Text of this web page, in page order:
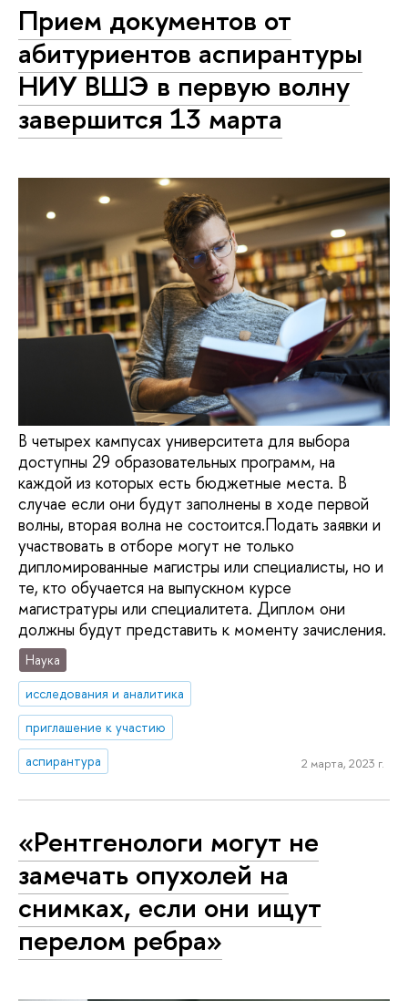
Прием документов от
абитуриентов аспирантуры
НИУ ВШЭ в первую волну
завершится 13 марта
В четырех кампусах университета для выбора
доступны 29 образовательных программ, на
каждой из которых есть бюджетные места. В
случае если они будут заполнены в ходе первой
волны, вторая волна не состоится.Подать заявки и
участвовать в отборе могут не только
дипломированные магистры или специалисты, но и
те, кто обучается на выпускном курсе
магистратуры или специалитета. Диплом они
должны будут представить к моменту зачисления.
Наука
исследования и аналитика
приглашение к участию
аспирантура
2 марта, 2023 г.
«Рентгенологи могут не
замечать опухолей на
снимках, если они ищут
перелом ребра»